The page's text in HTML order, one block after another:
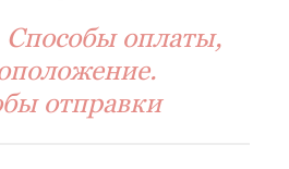
оплаты,
отправки